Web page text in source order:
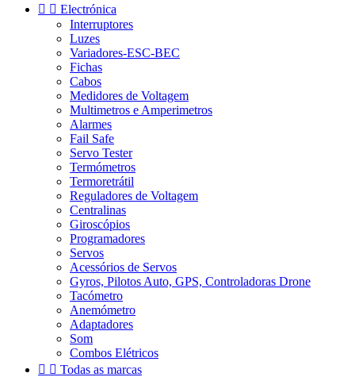
  Electrónica
Interruptores
Luzes
Variadores-ESC-BEC
Fichas
Cabos
Medidores de Voltagem
Multimetros e Amperimetros
Alarmes
Fail Safe
Servo Tester
Termómetros
Termoretrátil
Reguladores de Voltagem
Centralinas
Giroscópios
Programadores
Servos
Acessórios de Servos
Gyros, Pilotos Auto, GPS, Controladoras Drone
Tacómetro
Anemómetro
Adaptadores
Som
Combos Elétricos
  Todas as marcas